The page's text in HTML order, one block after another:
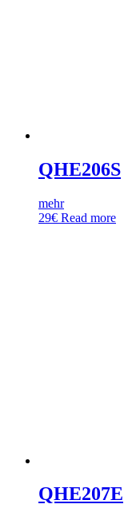
QHE206S
mehr
29€ Read more
QHE207E